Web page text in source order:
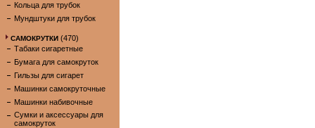
Кольца для трубок
Мундштуки для трубок
САМОКРУТКИ (470)
Табаки сигаретные
Бумага для самокруток
Гильзы для сигарет
Машинки самокруточные
Машинки набивочные
Сумки и аксессуары для
самокруток